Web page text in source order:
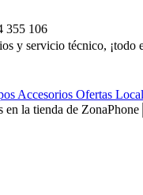
355 106
y servicio técnico,
Accesorios Ofertas